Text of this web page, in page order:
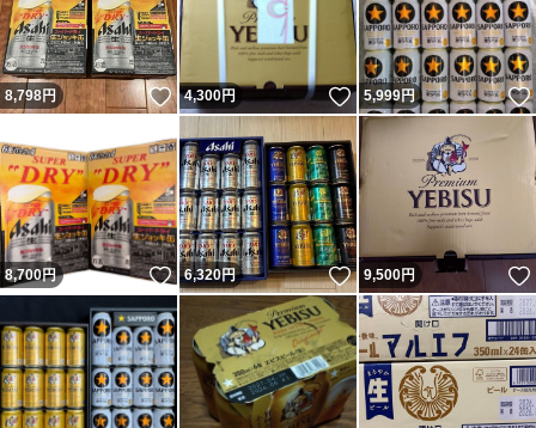
8,798円 いいね！
4,300円 いいね！
5,999円
8,700円 いいね！
6,320円 いいね！
9,500円